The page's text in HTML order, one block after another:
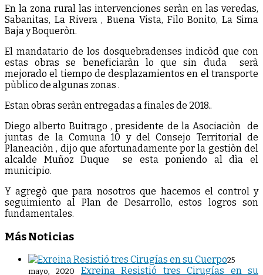
En la zona rural las intervenciones seràn en las veredas,
Sabanitas, La Rivera , Buena Vista, Filo Bonito, La Sima
Baja y Boqueròn.
El mandatario de los dosquebradenses indicòd que con
estas obras se beneficiaràn lo que sin duda serà
mejorado el tiempo de desplazamientos en el transporte
pùblico de algunas zonas .
Estan obras seràn entregadas a finales de 2018..
Diego alberto Buitrago , presidente de la Asociaciòn de
juntas de la Comuna 10 y del Consejo Territorial de
Planeaciòn , dijo que afortunadamente por la gestiòn del
alcalde Muñoz Duque se esta poniendo al dìa el
municipio.
Y agregò que para nosotros que hacemos el control y
seguimiento al Plan de Desarrollo, estos logros son
fundamentales.
Más Noticias
25
mayo, 2020
Exreina Resistió tres Cirugías en su